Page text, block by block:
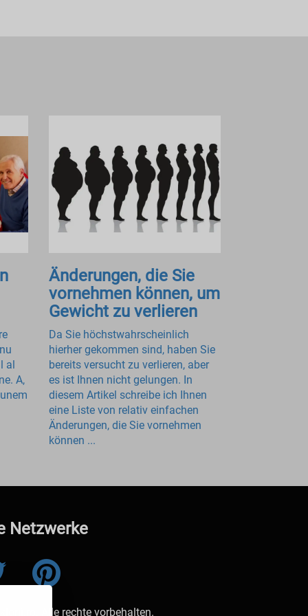
al
A,
Änderungen, die Sie
vornehmen können, um
Gewicht zu verlieren
Da Sie höchstwahrscheinlich
hierher gekommen sind, haben Sie
bereits versucht zu verlieren, aber
es ist Ihnen nicht gelungen. In
diesem Artikel schreibe ich Ihnen
eine Liste von relativ einfachen
Änderungen, die Sie vornehmen
können ...
Netzwerke
Alle rechte vorbehalten.